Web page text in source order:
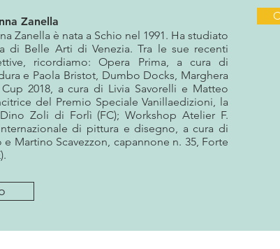
Zanella
Zanella è nata a Schio nel 1991. Ha studiato
di Belle Arti di Venezia. Tra le sue recenti
ricordiamo: Opera Prima, a cura di
e Paola Bristot, Dumbo Docks, Marghera
Cup 2018, a cura di Livia Savorelli e Matteo
del Premio Speciale Vanillaedizioni, la
Zoli di Forlì (FC); Workshop Atelier F.
di pittura e disegno, a cura di
e Martino Scavezzon, capannone n. 35, Forte